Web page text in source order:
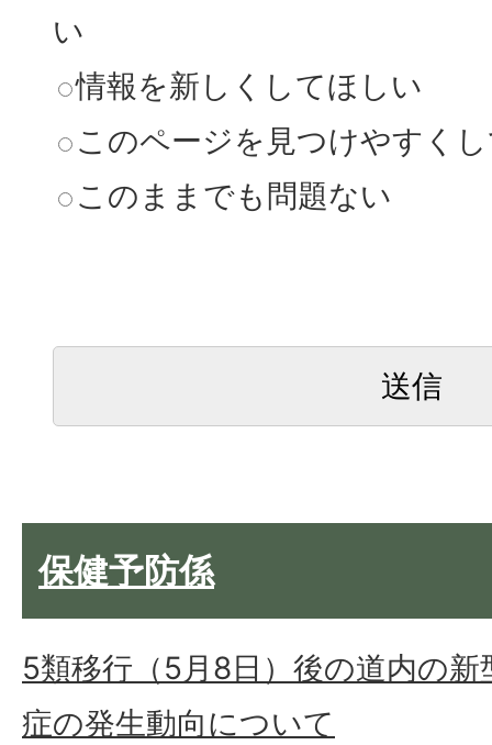
い
情報を新しくしてほしい
このページを見つけやすく
このままでも問題ない
保健予防係
5類移行（5月8日）後の道内の
症の発生動向について